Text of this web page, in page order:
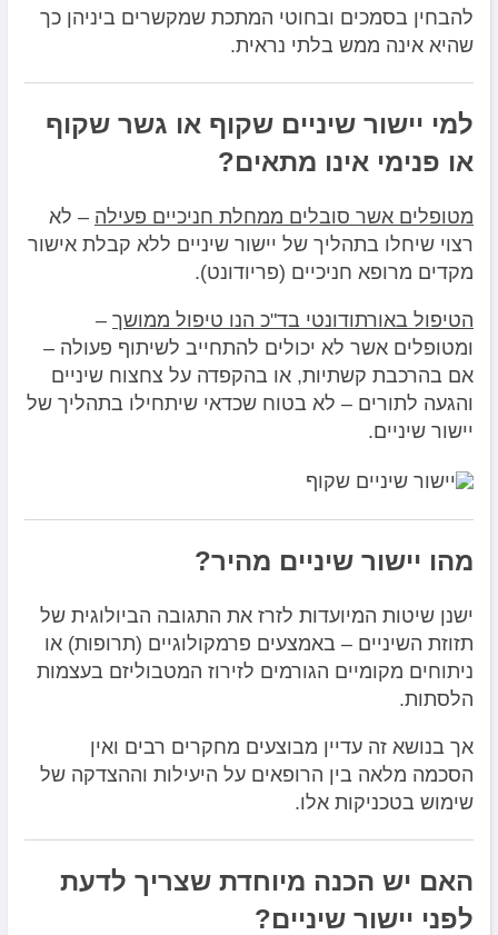
להבחין בסמכים ובחוטי המתכת שמקשרים ביניהן כך
שהיא אינה ממש בלתי נראית.
למי יישור שיניים שקוף או גשר שקוף
או פנימי אינו מתאים?
מטופלים אשר סובלים ממחלת חניכיים פעילה – לא
רצוי שיחלו בתהליך של יישור שיניים ללא קבלת אישור
מקדים מרופא חניכיים (פריודונט).
הטיפול באורתודונטי בד"כ הנו טיפול ממושך –
ומטופלים אשר לא יכולים להתחייב לשיתוף פעולה –
אם בהרכבת קשתיות, או בהקפדה על צחצוח שיניים
והגעה לתורים – לא בטוח שכדאי שיתחילו בתהליך של
יישור שיניים.
מהו יישור שיניים מהיר?
ישנן שיטות המיועדות לזרז את התגובה הביולוגית של
תזוזת השיניים – באמצעים פרמקולוגיים (תרופות) או
ניתוחים מקומיים הגורמים לזירוז המטבוליזם בעצמות
הלסתות.
אך בנושא זה עדיין מבוצעים מחקרים רבים ואין
הסכמה מלאה בין הרופאים על היעילות וההצדקה של
שימוש בטכניקות אלו.
האם יש הכנה מיוחדת שצריך לדעת
לפני יישור שיניים?